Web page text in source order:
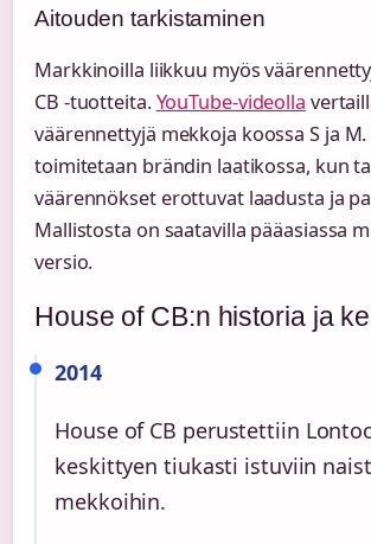
Aitouden tarkistaminen
Markkinoilla liikkuu myös
CB -tuotteita.YouTube-videolla
väärennettyjä mekkoja koossa S ja
toimitetaan brändin laatikossa, kun
väärennökset erottuvat laadusta ja
Mallistosta on saatavilla pääasiassa
versio.
House of CB:n historia ja
2014
House of CB perustettiin
keskittyen tiukasti istuviin
mekkoihin.